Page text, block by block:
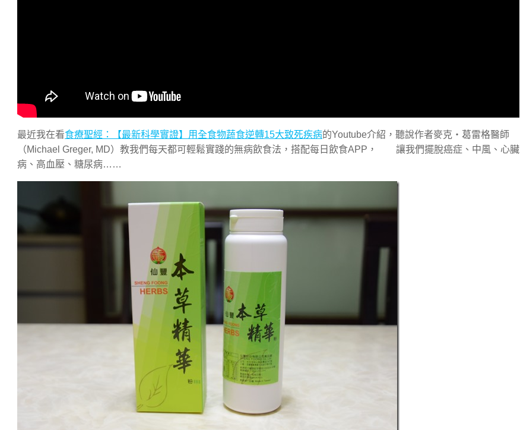
最近我在看食療聖經：【最新科學實證】用全食物蔬食逆轉15大致死疾病的Youtube介紹，聽說作者麥克‧葛雷格醫師
（Michael Greger, MD）教我們每天都可輕鬆實踐的無病飲食法，搭配每日飲食APP， 讓我們擺脫癌症、中風、心臟
病、高血壓、糖尿病……